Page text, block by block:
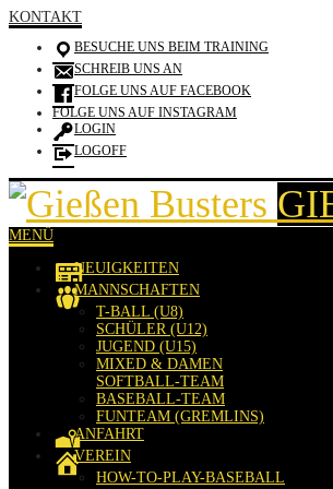
KONTAKT
BESUCHE UNS BEIM TRAINING
SCHREIB UNS AN
FOLGE UNS AUF FACEBOOK
FOLGE UNS AUF INSTAGRAM
LOGIN
LOGOFF
MENÜ
NEUIGKEITEN
MANNSCHAFTEN
T-BALL (U8)
SCHÜLER (U12)
JUGEND (U15)
MIXED & DAMEN
SOFTBALL-TEAM
BASEBALL-TEAM
FUNTEAM (GREMLINS)
ANFAHRT
VEREIN
HOW-TO-PLAY-BASEBALL